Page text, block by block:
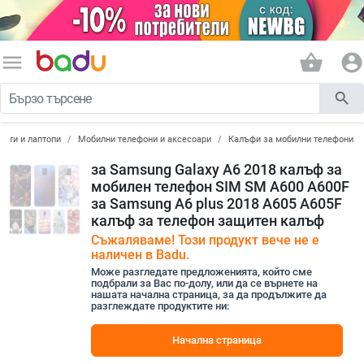
menu shopping_basket account_circle
search
и лаптопи Мобилни телефони и аксесоари Калъфи за мобилни телефони
за Samsung Galaxy A6 2018 калъф за
мобилен телефон SIM SM A600 A600F
за Samsung A6 plus 2018 A605 A605F
калъф за телефон защитен калъф
Съжаляваме! Този продукт вече не е
наличен в Badu.
Може разгледате предложенията, който сме
подбрали за Вас по-долу, или да се върнете на
нашата начална страница, за да продължите да
разглеждате продуктите ни:
Начална страница